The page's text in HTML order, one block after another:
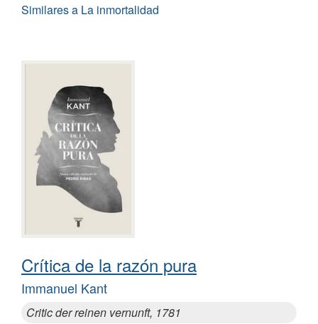
Similares a La inmortalidad
Crítica de la razón pura
Immanuel Kant
Critic der reinen vernunft, 1781